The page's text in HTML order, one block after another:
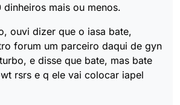
dinheiros mais ou menos.
ouvi dizer que o iasa bate,
forum um parceiro daqui de gyn
e disse que bate, mas bate
rsrs e q ele vai colocar iapel